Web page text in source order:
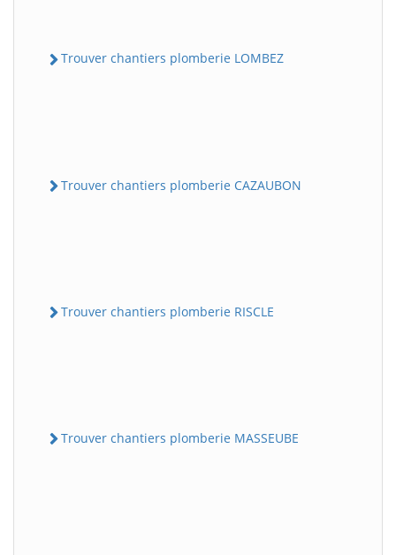
Trouver chantiers plomberie LOMBEZ
Trouver chantiers plomberie CAZAUBON
Trouver chantiers plomberie RISCLE
Trouver chantiers plomberie MASSEUBE